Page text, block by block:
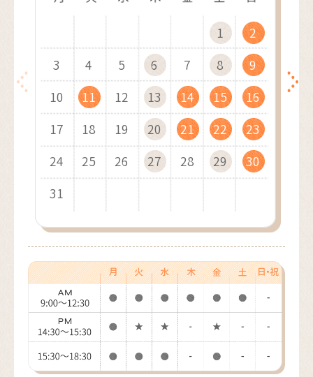
1
2
3
4 5 6 7 8
9
10
11 12 13 14 15
16
17
18 19 20 21 22
23
24
25 26 27 28 29
30
31
5
6
7
8 9 10 11 12
13
14
15 16 17 18 19
20
21
22 23 24 25 26
27
28
29 30
3
4
5
6 7 8 9 10
11
12
13 14 15 16 17
18
19
20 21 22 23 24
25
26
27 28 29 30 31
1
2
3 4 5 6 7
8
9
10 11 12 13 14
15
16
17 18 19 20 21
22
23
24 25 26 27 28
29
30
5
6
7
8 9 10 11 12
13
14
15 16 17 18 19
20
21
22 23 24 25 26
27
28
29 30 31
2
3
4
5 6 7 8 9
10
11
12 13 14 15 16
17
18
19 20 21 22 23
24
25
26 27 28 29 30 31
6
7
8
9 10 11 12 13
14
15
16 17 18 19 20
21
22
23 24 25 26 27 28
6
7
8
9 10 11 12 13
14
15
16 17 18 19 20
21
22
23 24 25 26 27
28
29
30 31
3
4
5
6 7 8 9 10
11
12
13 14 15 16 17
18
19
20 21 22 23 24
25
26
27 28 29 30
1
2
3
4 5 6 7 8
9
10
11 12 13 14 15
16
17
18 19 20 21 22
23
24
25 26 27 28 29
30
31
5
6
7
8 9 10 11 12
13
14
15 16 17 18 19
20
21
22 23 24 25 26
27
28
29 30
3
4
5
6 7 8 9 10
11
12
13 14 15 16 17
18
19
20 21 22 23 24
25
26
27 28 29 30 31